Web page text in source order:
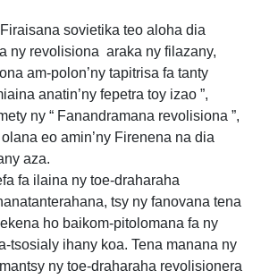
sovietika teo aloha dia
ny revolisiona araka ny filazany,
am-polon’ny tapitrisa fa tanty
anatin’ny fepetra toy izao ”,
ny “ Fanandramana revolisiona ”,
eo amin’ny Firenena na dia
aza.
fa ilaina ny toe-draharaha
tsy ny fanovana tena
ho baikom-pitolomana fa ny
tsosialy ihany koa. Tena manana ny
ny toe-draharaha revolisionera